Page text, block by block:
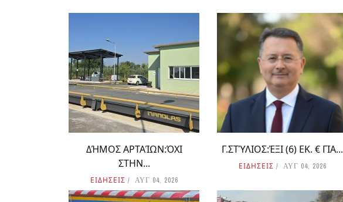
ΔΉΜΟΣ ΑΡΤΑΊΩΝ:ΌΧΙ
ΣΤΗΝ...
ΕΙΔΗΣΕΙΣ ΑΥΓ 04, 2026
Γ.ΣΤΎΛΙΟΣ:ΈΞΙ (6) ΕΚ. € ΓΙΑ...
ΕΙΔΗΣΕΙΣ ΑΥΓ 04, 2026